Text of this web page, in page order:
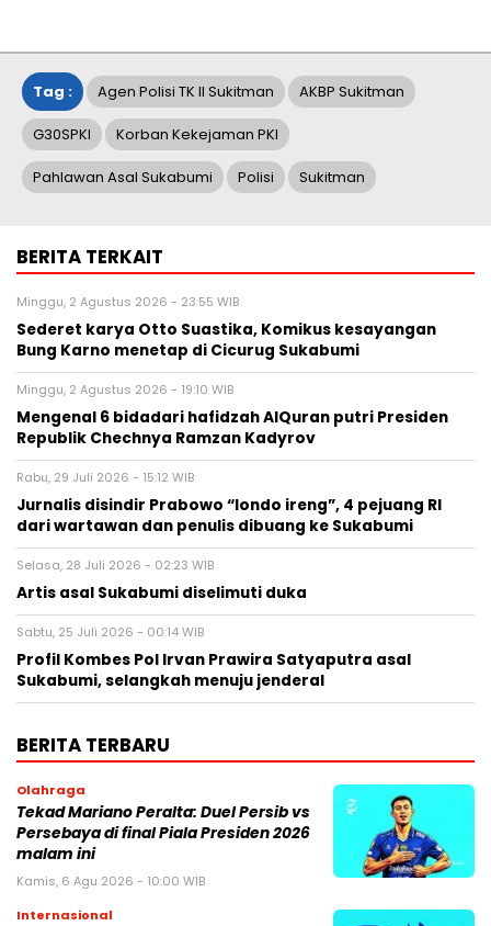
Tag : Agen Polisi TK II Sukitman AKBP Sukitman
G30SPKI Korban Kekejaman PKI
Pahlawan Asal Sukabumi Polisi Sukitman
BERITA TERKAIT
Minggu, 2 Agustus 2026 - 23:55 WIB
Sederet karya Otto Suastika, Komikus kesayangan
Bung Karno menetap di Cicurug Sukabumi
Minggu, 2 Agustus 2026 - 19:10 WIB
Mengenal 6 bidadari hafidzah AlQuran putri Presiden
Republik Chechnya Ramzan Kadyrov
Rabu, 29 Juli 2026 - 15:12 WIB
Jurnalis disindir Prabowo “londo ireng”, 4 pejuang RI
dari wartawan dan penulis dibuang ke Sukabumi
Selasa, 28 Juli 2026 - 02:23 WIB
Artis asal Sukabumi diselimuti duka
Sabtu, 25 Juli 2026 - 00:14 WIB
Profil Kombes Pol Irvan Prawira Satyaputra asal
Sukabumi, selangkah menuju jenderal
BERITA TERBARU
Olahraga
Tekad Mariano Peralta: Duel Persib vs
Persebaya di final Piala Presiden 2026
malam ini
Kamis, 6 Agu 2026 - 10:00 WIB
Internasional